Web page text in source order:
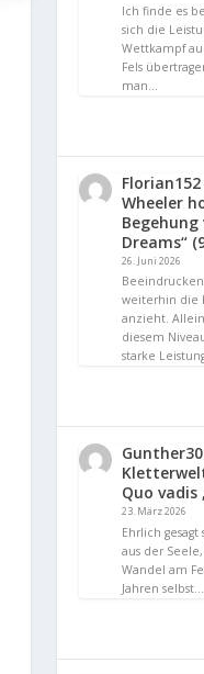
Ich finde es
sich die
Wettkampf
Fels
man…
Florian152
Wheeler
Dreams“
26. Juni 2026
weiterhin die
anzieht.
diesem
starke
Gunther30
Quo vadis
23. März 2026
Ehrlich
aus der
Wandel am
Jahren selbst…